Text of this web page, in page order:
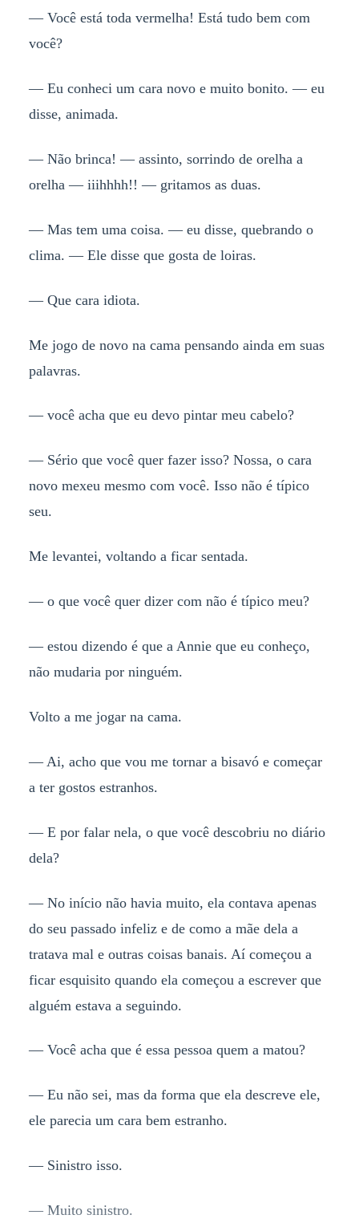
— Você está toda vermelha! Está tudo bem com
você?
— Eu conheci um cara novo e muito bonito. — eu
disse, animada.
— Não brinca! — assinto, sorrindo de orelha a
orelha — iiihhhh!! — gritamos as duas.
— Mas tem uma coisa. — eu disse, quebrando o
clima. — Ele disse que gosta de loiras.
— Que cara idiota.
Me jogo de novo na cama pensando ainda em suas
palavras.
— você acha que eu devo pintar meu cabelo?
— Sério que você quer fazer isso? Nossa, o cara
novo mexeu mesmo com você. Isso não é típico
seu.
Me levantei, voltando a ficar sentada.
— o que você quer dizer com não é típico meu?
— estou dizendo é que a Annie que eu conheço,
não mudaria por ninguém.
Volto a me jogar na cama.
— Ai, acho que vou me tornar a bisavó e começar
a ter gostos estranhos.
— E por falar nela, o que você descobriu no diário
dela?
— No início não havia muito, ela contava apenas
do seu passado infeliz e de como a mãe dela a
tratava mal e outras coisas banais. Aí começou a
ficar esquisito quando ela começou a escrever que
alguém estava a seguindo.
— Você acha que é essa pessoa quem a matou?
— Eu não sei, mas da forma que ela descreve ele,
ele parecia um cara bem estranho.
— Sinistro isso.
— Muito sinistro.